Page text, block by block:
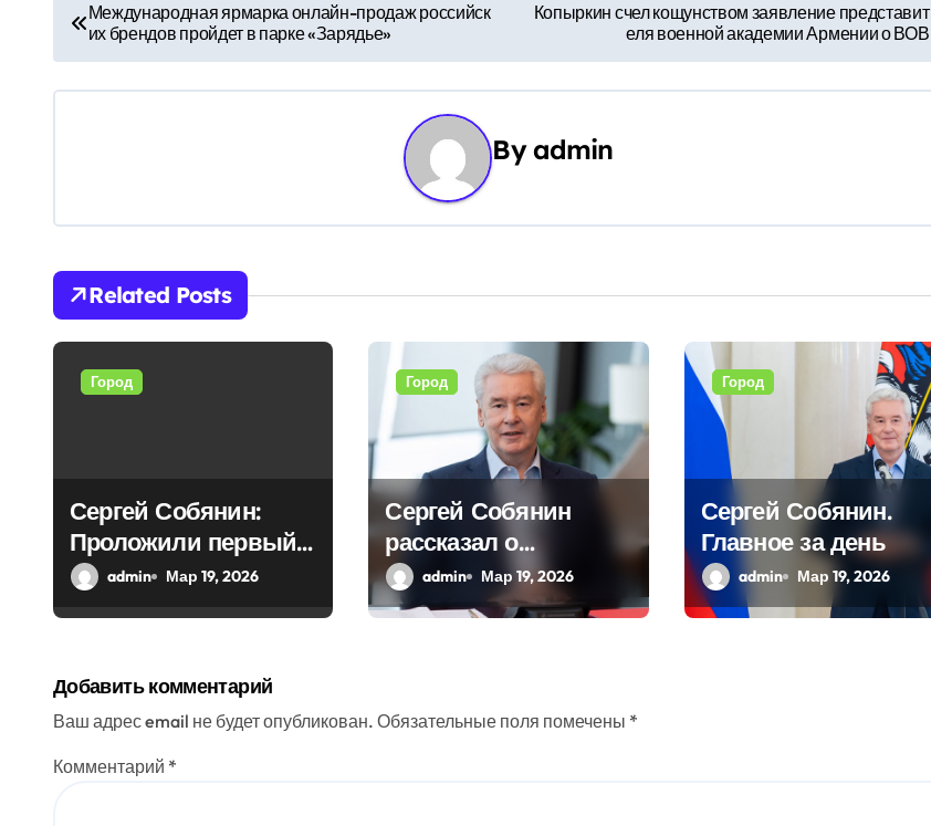
а
в
а
ц
и
п
с
я
м
Международная ярмарка онлайн-продаж российск
их брендов пройдет в парке «Зарядье»
Копыркин счел кощунством заявление представит
еля военной академии Армении о ВОВ
Byadmin
Related Posts
Город
Сергей Собянин:
Проложили первый
тоннель новой
admin Мар 19, 2026
Город
Сергей Собянин
рассказал о
реставрационных
работах,
admin Мар 19, 2026
Город
Сергей Собянин.
Главное за день
admin Мар 19, 2026
Добавить комментарий
Ваш адрес email не будет опубликован. Обязательные поля помечены *
Комментарий *